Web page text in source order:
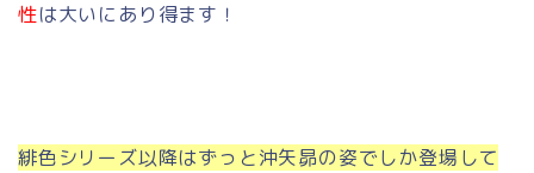
性は大いにあり得ます！
緋色シリーズ以降はずっと沖矢昴の姿でしか登場して